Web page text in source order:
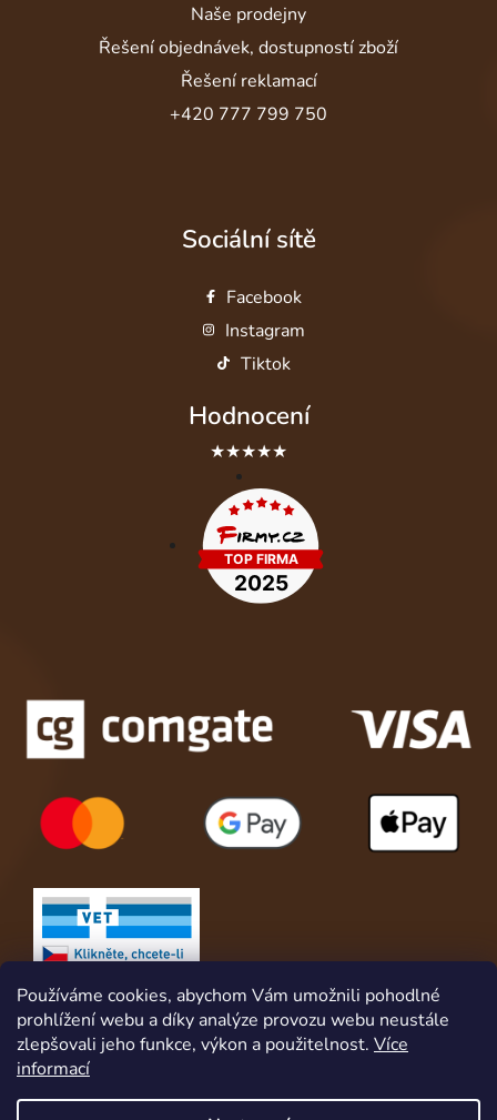
Používáme cookies, abychom Vám umožnili pohodlné
prohlížení webu a díky analýze provozu webu neustále
zlepšovali jeho funkce, výkon a použitelnost. Více
informací
Naše prodejny
Řešení objednávek, dostupností zboží
Řešení reklamací
+420 777 799 750
Sociální sítě
Facebook
Instagram
Tiktok
Hodnocení
★★★★★